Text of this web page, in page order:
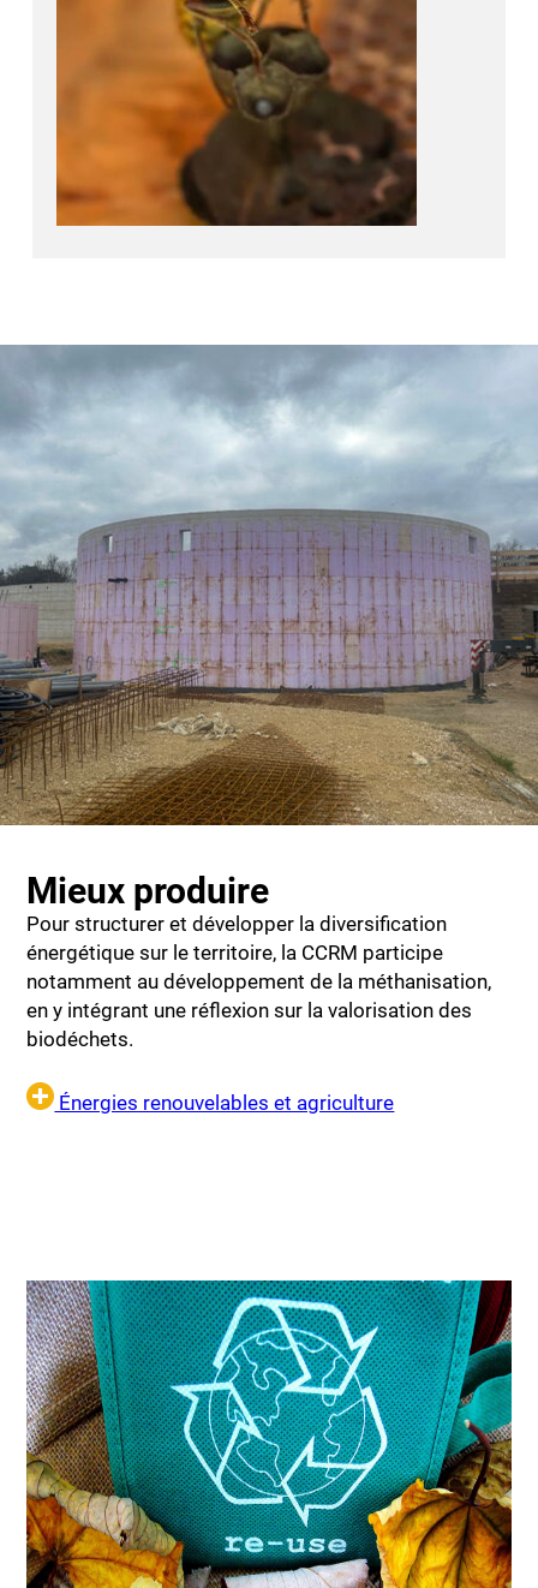
Mieux produire
Pour structurer et développer la diversification
énergétique sur le territoire, la CCRM participe
notamment au développement de la méthanisation,
en y intégrant une réflexion sur la valorisation des
biodéchets.
Énergies renouvelables et agriculture